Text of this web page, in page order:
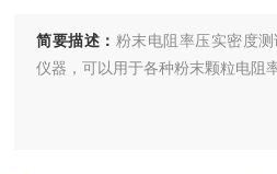
简要描述： 粉末电阻率压实密度
仪器，可以用于各种粉末颗粒电阻